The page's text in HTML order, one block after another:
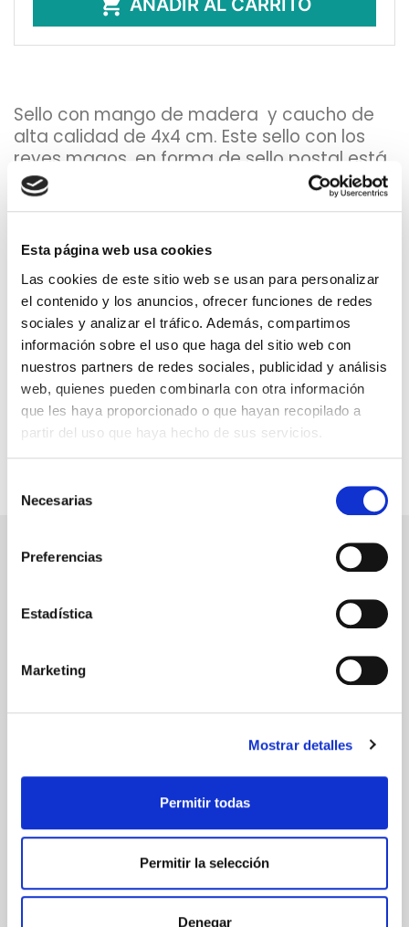
Esta página web usa cookies
Las cookies de este sitio web se usan para personalizar
el contenido y los anuncios, ofrecer funciones de redes
sociales y analizar el tráfico. Además, compartimos
información sobre el uso que haga del sitio web con
nuestros partners de redes sociales, publicidad y análisis
web, quienes pueden combinarla con otra información
que les haya proporcionado o que hayan recopilado a
partir del uso que haya hecho de sus servicios.
Necesarias
Preferencias
Estadística
Marketing
Mostrar detalles
Permitir todas
Permitir la selección
Denegar
AÑADIR AL CARRITO
Sello con mango de madera y caucho de
alta calidad de 4x4 cm. Este sello con los
reyes magos, en forma de sello postal está
pensado para marcar en los regalos de los
niños durante las fiestas de Navidad.
realismo a los regalos, como si estos,
llegaran de Oriente. A los niños les hará
mucha ilusión descubrir que su regalo tiene
un sello que han puesto los propios Reyes
Magos!
Disponible en castellano y catalán